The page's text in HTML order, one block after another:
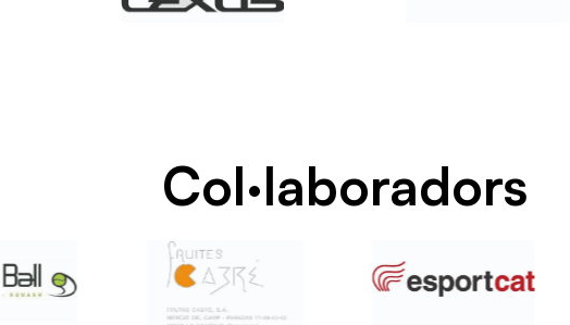
Col·laboradors